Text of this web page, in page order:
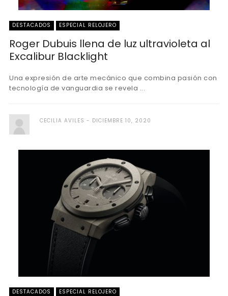
DESTACADOS ESPECIAL RELOJERO
Roger Dubuis llena de luz ultravioleta al
Excalibur Blacklight
Una expresión de arte mecánico que combina pasión con
tecnología de vanguardia se revela ...
CECILIA AVILES DICIEMBRE 10, 2020
DESTACADOS ESPECIAL RELOJERO